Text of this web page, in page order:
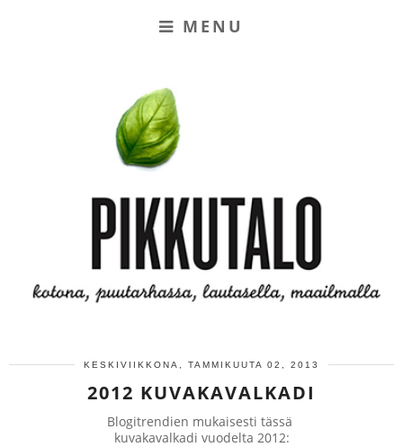
MENU
KESKIVIIKKONA, TAMMIKUUTA 02, 2013
2012 KUVAKAVALKADI
Blogitrendien mukaisesti tässä
kuvakavalkadi vuodelta 2012: